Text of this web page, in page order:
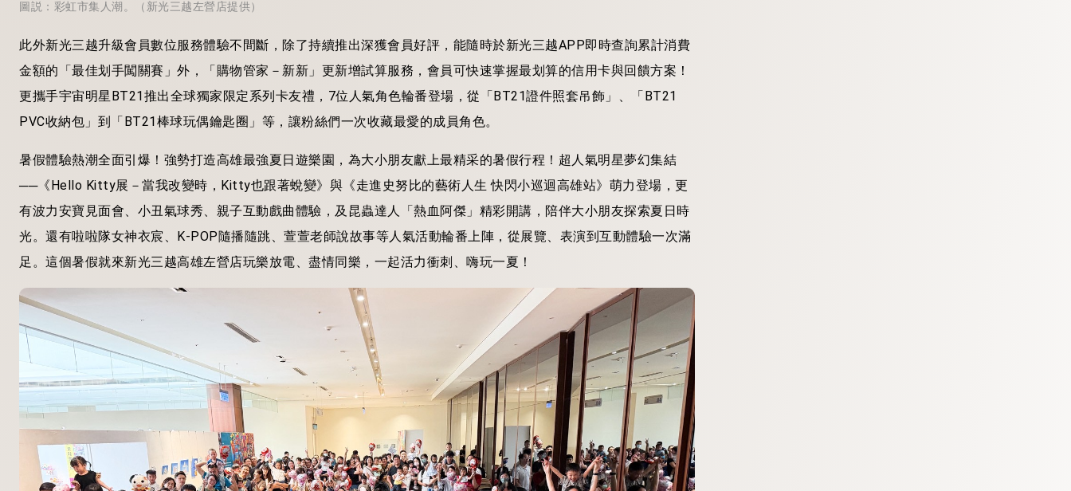
圖説：彩虹市集人潮。（新光三越左營店提供）
此外新光三越升級會員數位服務體驗不間斷，除了持續推出深獲會員好評，能隨時於新光三越APP即時查詢累計消費
金額的「最佳划手闖關賽」外，「購物管家－新新」更新增試算服務，會員可快速掌握最划算的信用卡與回饋方案！
更攜手宇宙明星BT21推出全球獨家限定系列卡友禮，7位人氣角色輪番登場，從「BT21證件照套吊飾」、「 BT21
PVC收納包」到「 BT21 棒球玩偶鑰匙圈」等，讓粉絲們一次收藏最愛的成員角色。
暑假體驗熱潮全面引爆！強勢打造高雄最強夏日遊樂園，為大小朋友獻上最精采的暑假行程！超人氣明星夢幻集結
──《 Hello Kitty展－當我改變時， Kitty也跟著蛻變》與 《走進史努比的藝術人生 快閃小巡迴高雄站》萌力登場，更
有波力安寶見面會、小丑氣球秀、親子互動戲曲體驗，及昆蟲達人「熱血阿傑」精彩開講，陪伴大小朋友探索夏日時
光。還有啦啦隊女神衣宸、 K-POP隨播隨跳、萱萱老師說故事等人氣活動輪番上陣，從展覽、表演到 互動體驗一次滿
足。這個暑假就來新光三越高雄左營店玩樂放電、盡情同樂，一起活力衝刺、嗨玩一夏！